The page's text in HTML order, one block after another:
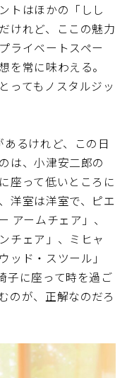
トはほかの「しし
けれど、ここの魅力
ライベートスペー
を常に味わえる。
ってもノスタルジッ
るけれど、この日
は、小津安二郎の
座って低いところに
洋室は洋室で、ピエ
アームチェア」、
チェア」、ミヒャ
ッド・スツール」
子に座って時を過ご
のが、正解なのだろ